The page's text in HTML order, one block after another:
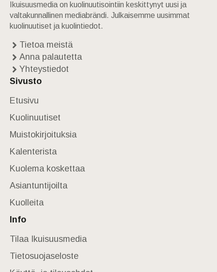
Ikuisuusmedia on kuolinuutisointiin keskittynyt uusi ja
valtakunnallinen mediabrändi. Julkaisemme uusimmat
kuolinuutiset ja kuolintiedot.
Tietoa meistä
Anna palautetta
Yhteystiedot
Sivusto
Etusivu
Kuolinuutiset
Muistokirjoituksia
Kalenterista
Kuolema koskettaa
Asiantuntijoilta
Kuolleita
Info
Tilaa Ikuisuusmedia
Tietosuojaseloste